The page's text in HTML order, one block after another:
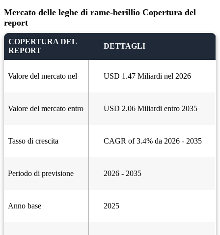
Mercato delle leghe di rame-berillio Copertura del
report
COPERTURA DEL
REPORT
DETTAGLI
Valore del mercato nel USD 1.47 Miliardi nel 2026
Valore del mercato entro USD 2.06 Miliardi entro 2035
Tasso di crescita CAGR of 3.4% da 2026 - 2035
Periodo di previsione 2026 - 2035
Anno base 2025